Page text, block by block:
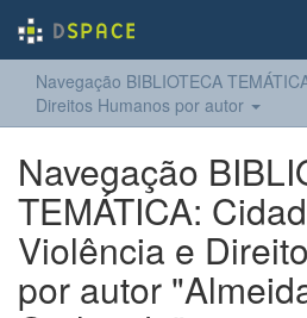
Navegação BIBLIOTECA
Direitos Humanos por autor
Navegação
TEMÁTICA:
Violência e
por autor